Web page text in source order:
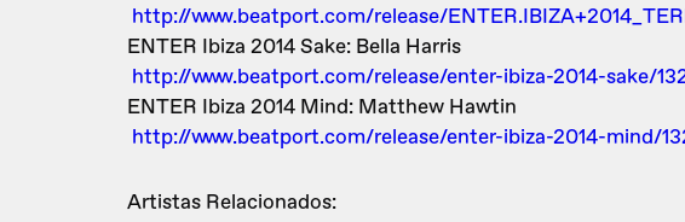
http://www.beatport.com/release/
ENTER Ibiza 2014 Sake: Bella Harris
http://www.beatport.com/release/enter-ibiza-2014-sake/
ENTER Ibiza 2014 Mind: Matthew Hawtin
http://www.beatport.com/release/enter-ibiza-2014-mind/
Artistas Relacionados: